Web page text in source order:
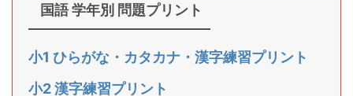
国語 学年別 問題プリント
小1 ひらがな・カタカナ・漢字練習プリント
小2 漢字練習プリント